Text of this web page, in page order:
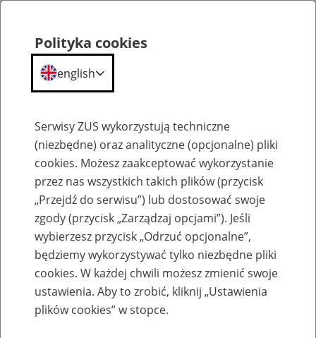
Szkolenia
Zaproś ZUS do siebie - zakładanie profili
eZUS w siedzibie Twojej firmy
Polityka cookies
english
Serwisy ZUS wykorzystują techniczne
(niezbędne) oraz analityczne (opcjonalne) pliki
cookies. Możesz zaakceptować wykorzystanie
przez nas wszystkich takich plików (przycisk
„Przejdź do serwisu”) lub dostosować swoje
zgody (przycisk „Zarządzaj opcjami”). Jeśli
wybierzesz przycisk „Odrzuć opcjonalne”,
będziemy wykorzystywać tylko niezbędne pliki
cookies. W każdej chwili możesz zmienić swoje
ustawienia. Aby to zrobić, kliknij „Ustawienia
plików cookies” w stopce.